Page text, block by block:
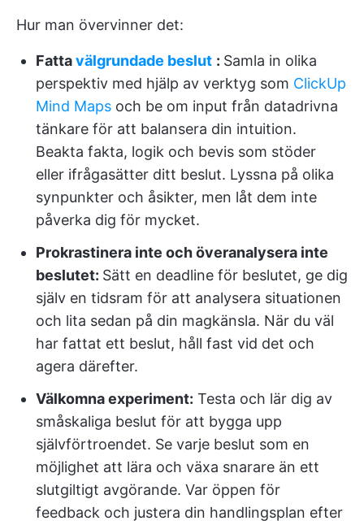
Hur man övervinner det:
Fattavälgrundade beslut : Samla in olika
perspektiv med hjälp av verktyg som ClickUp
Mind Maps och be om input från datadrivna
tänkare för att balansera din intuition.
Beakta fakta, logik och bevis som stöder
eller ifrågasätter ditt beslut. Lyssna på olika
synpunkter och åsikter, men låt dem inte
påverka dig för mycket.
Prokrastinera inte och överanalysera inte
beslutet: Sätt en deadline för beslutet, ge dig
själv en tidsram för att analysera situationen
och lita sedan på din magkänsla. När du väl
har fattat ett beslut, håll fast vid det och
agera därefter.
Välkomna experiment: Testa och lär dig av
småskaliga beslut för att bygga upp
självförtroendet. Se varje beslut som en
möjlighet att lära och växa snarare än ett
slutgiltigt avgörande. Var öppen för
feedback och justera din handlingsplan efter